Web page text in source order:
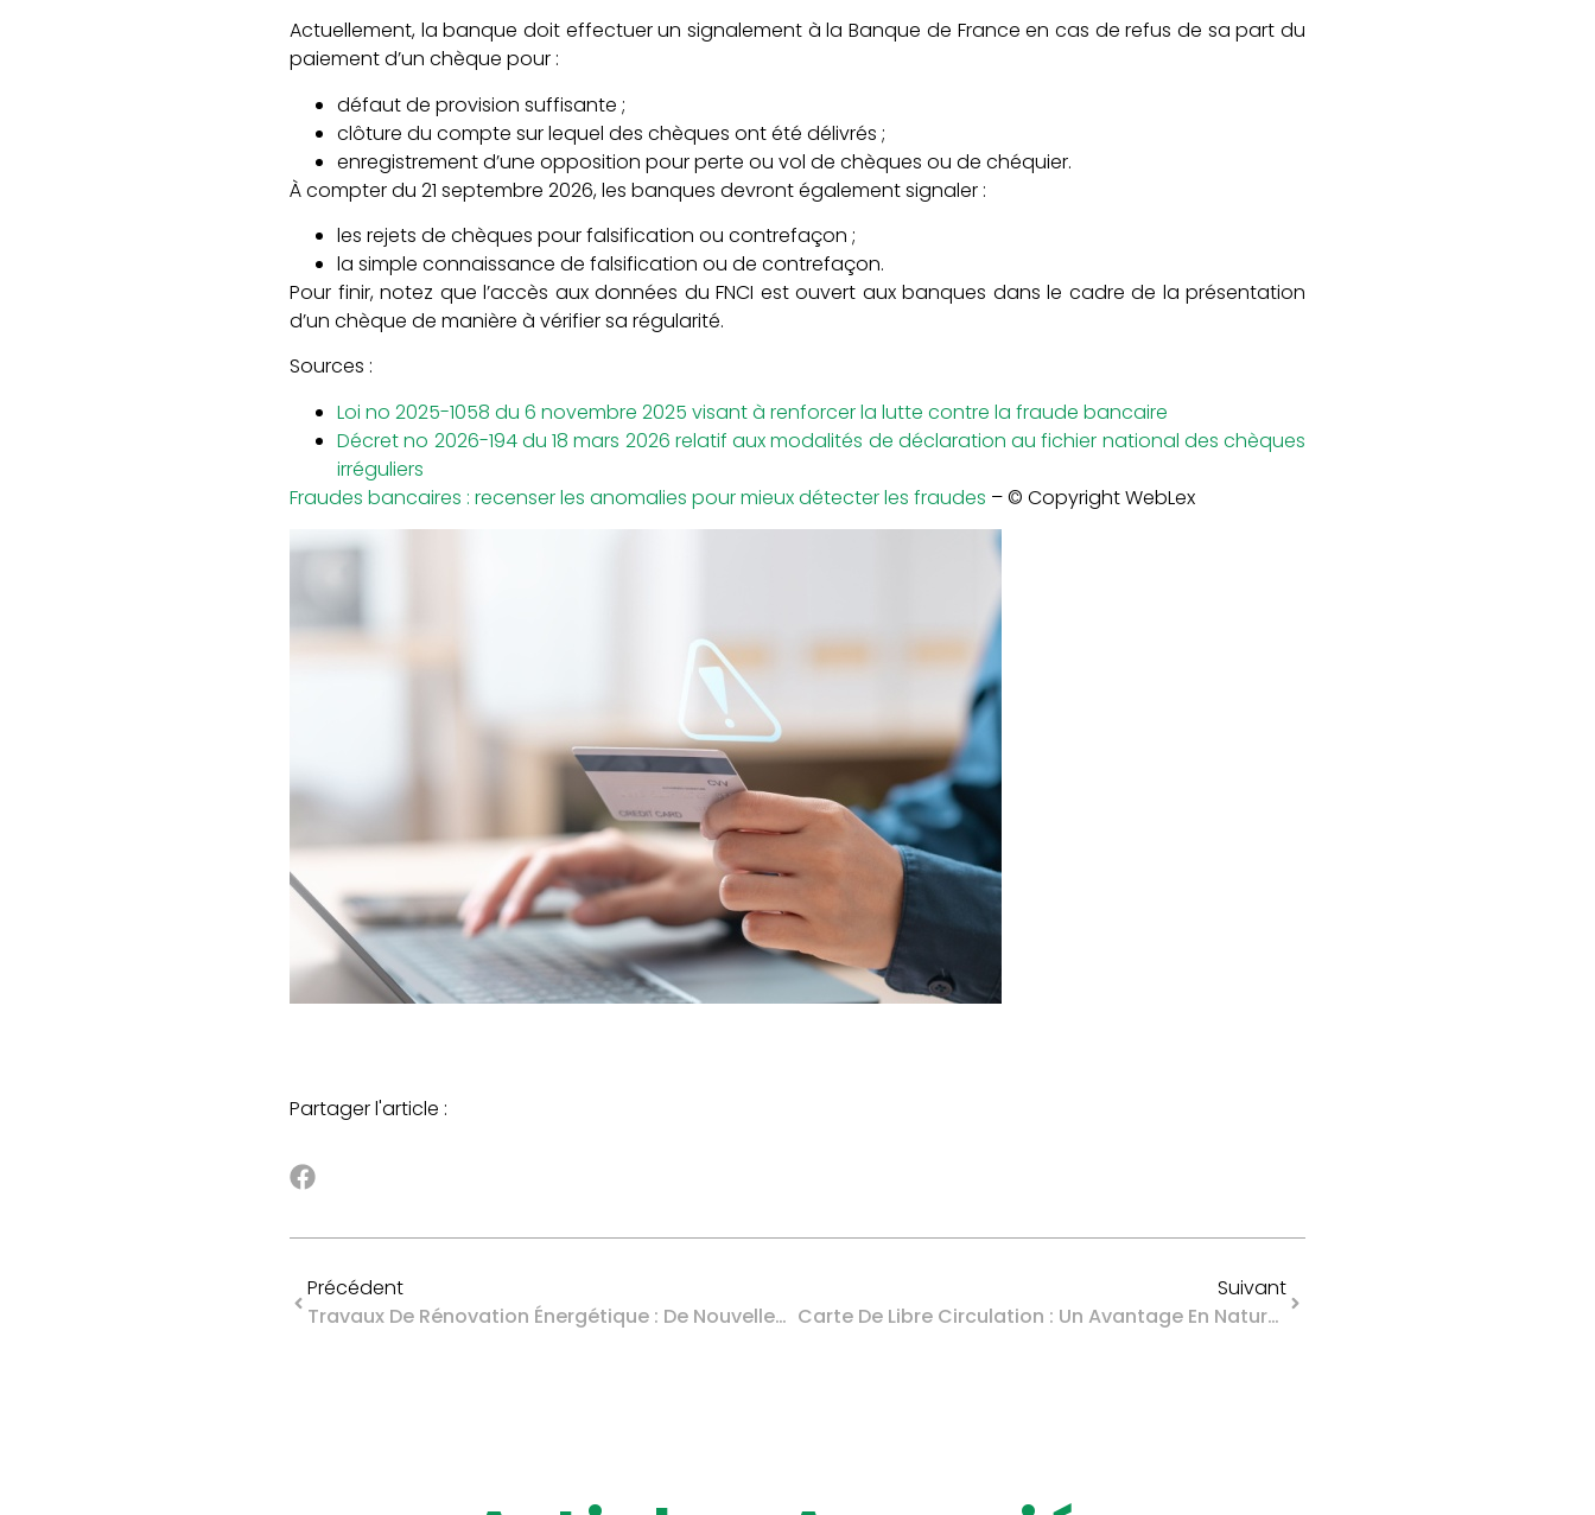
Actuellement, la banque doit effectuer un signalement à la Banque de France en cas de refus de sa part du
paiement d’un chèque pour :
défaut de provision suffisante ;
clôture du compte sur lequel des chèques ont été délivrés ;
enregistrement d’une opposition pour perte ou vol de chèques ou de chéquier.
À compter du 21 septembre 2026, les banques devront également signaler :
les rejets de chèques pour falsification ou contrefaçon ;
la simple connaissance de falsification ou de contrefaçon.
Pour finir, notez que l’accès aux données du FNCI est ouvert aux banques dans le cadre de la présentation
d’un chèque de manière à vérifier sa régularité.
Sources :
Loi no 2025-1058 du 6 novembre 2025 visant à renforcer la lutte contre la fraude bancaire
Décret no 2026-194 du 18 mars 2026 relatif aux modalités de déclaration au fichier national des chèques
irréguliers
Fraudes bancaires : recenser les anomalies pour mieux détecter les fraudes – © Copyright WebLex
Partager l'article :
Précédent
Travaux De Rénovation Énergétique : De Nouvelles Précisions Sur La Lutte Contre Les Fraudes
Suivant
Carte De Libre Circulation : Un Avantage En Nature ?